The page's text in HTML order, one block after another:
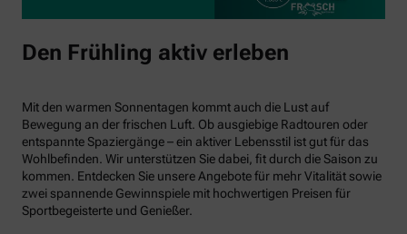
Den Frühling aktiv erleben
Mit den warmen Sonnentagen kommt auch die Lust auf
Bewegung an der frischen Luft. Ob ausgiebige Radtouren oder
entspannte Spaziergänge – ein aktiver Lebensstil ist gut für das
Wohlbefinden. Wir unterstützen Sie dabei, fit durch die Saison zu
kommen. Entdecken Sie unsere Angebote für mehr Vitalität sowie
zwei spannende Gewinnspiele mit hochwertigen Preisen für
Sportbegeisterte und Genießer.